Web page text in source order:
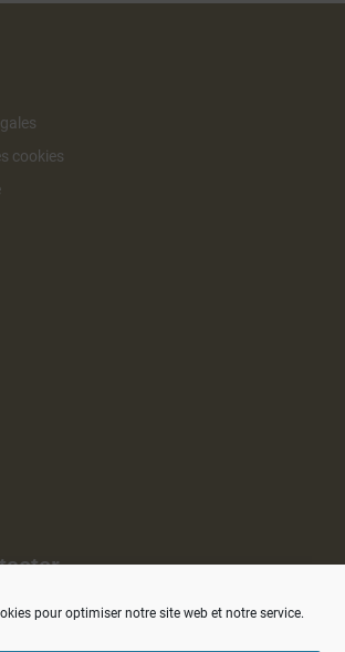
pour optimiser notre site web et notre service.
cookies